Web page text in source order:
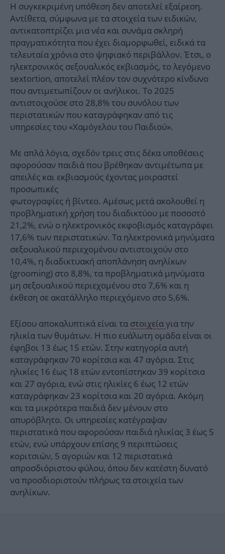
Η συγκεκριμένη υπόθεση δεν αποτελεί εξαίρεση.
Αντίθετα, σύμφωνα με τα στοιχεία των ειδικών,
αντικατοπτρίζει μια νέα και συνάμα σκληρή
πραγματικότητα που έχει διαμορφωθεί, ειδικά τα
τελευταία χρόνια στο ψηφιακό περιβάλλον. Έτσι, ο
ηλεκτρονικός σεξουαλικός εκβιασμός, το λεγόμενο
sextortion, αποτελεί πλέον τον συχνότερο κίνδυνο
που αντιμετωπίζουν οι ανήλικοι. Το 2025
αντιστοιχούσε στο 28,8% του συνόλου των
περιστατικών που καταγράφηκαν από τις
υπηρεσίες του «Χαμόγελου του Παιδιού».
Με απλά λόγια, σχεδόν τρεις στις δέκα υποθέσεις
αφορούσαν παιδιά που βρέθηκαν αντιμέτωπα με
απειλές και εκβιασμούς έχοντας μοιραστεί
προσωπικές
φωτογραφίες ή βίντεο. Αμέσως μετά ακολουθεί η
προβληματική χρήση του διαδικτύου με ποσοστό
21,2%, ενώ ο ηλεκτρονικός εκφοβισμός καταγράφει
17,6% των περιστατικών. Τα ηλεκτρονικά μηνύματα
σεξουαλικού περιεχομένου αντιστοιχούν στο
10,4%, η διαδικτυακή αποπλάνηση ανηλίκων
(grooming) στο 8,8%, τα προβληματικά μηνύματα
μη σεξουαλικού περιεχομένου στο 7,6% και η
έκθεση σε ακατάλληλο περιεχόμενο στο 5,6%.
Εξίσου αποκαλυπτικά είναι τα στοιχείαγια την
ηλικία των θυμάτων. Η πιο ευάλωτη ομάδα είναι οι
έφηβοι 13 έως 15 ετών. Στην κατηγορία αυτή
καταγράφηκαν 70 κορίτσια και 47 αγόρια. Στις
ηλικίες 16 έως 18 ετών εντοπίστηκαν 39 κορίτσια
και 27 αγόρια, ενώ στις ηλικίες 6 έως 12 ετών
καταγράφηκαν 23 κορίτσια και 20 αγόρια. Ακόμη
και τα μικρότερα παιδιά δεν μένουν στο
απυρόβλητο. Οι υπηρεσίες κατέγραψαν
περιστατικά που αφορούσαν παιδιά ηλικίας 3 έως 5
ετών, ενώ υπάρχουν επίσης 9 περιπτώσεις
κοριτσιών, 5 αγοριών και 12 περιστατικά
απροσδιόριστου φύλου, όπου δεν κατέστη δυνατό
να προσδιοριστούν πλήρως τα στοιχεία των
ανηλίκων.